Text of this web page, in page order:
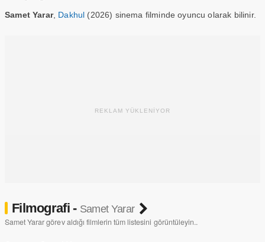
Samet Yarar, Dakhul (2026) sinema filminde oyuncu olarak bilinir.
REKLAM YÜKLENİYOR
Filmografi - Samet Yarar
Samet Yarar görev aldığı filmlerin tüm listesini görüntüleyin..